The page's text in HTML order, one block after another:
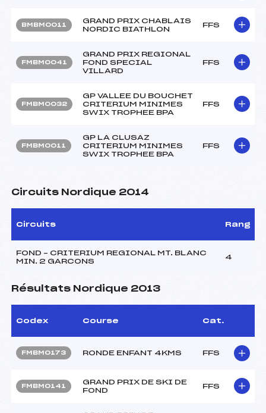
BMBM0011
GRAND PRIX CHABLAIS
NORDIC BIATHLON
FFS
FMBM0041
GRAND PRIX REGIONAL
FOND SPECIAL
VILLARD
FFS
FMBM0032
GP VALLEE DU BOUCHET
CRITERIUM MINIMES
SWIX TROPHEE BPA
FFS
FMBM0011
GP LA CLUSAZ
CRITERIUM MINIMES
SWIX TROPHEE BPA
FFS
Circuits Nordique 2014
Circuits Rang
FOND – CRITERIUM REGIONAL MT. BLANC
MIN. 2 GARCONS
4
Résultats Nordique 2013
Codex Course Cat.
FMBM0173 RONDE ENFANT 4KMS FFS
FMBM0141
GRAND PRIX DE SKI DE
FOND
FFS